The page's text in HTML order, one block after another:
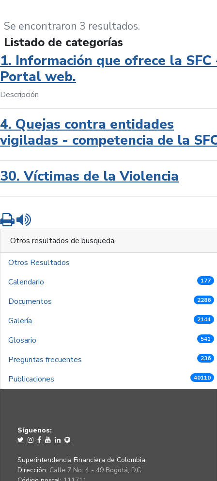
Se encontraron 3 resultados.
Listado de categorías
1. Información que ofrece la SFC
Portal web.
Descripción
4. Quejas contra entidades
vigiladas - competencia de la
30. Víctimas de la Violencia
Imprimir
Otros resultados de busqueda
Otros Resultados
Calendario
177
Documentos 2286
Galería 2144
Glosario 541
Preguntas frecuentes 236
Publicaciones 40110
Síguenos:
Superintendencia Financiera de Colombia
Dirección: Calle 7 No. 4 - 49 Bogotá, D.C.